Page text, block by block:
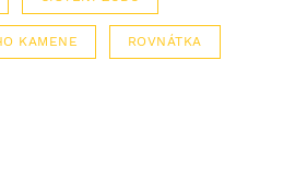
KAMENE ROVNÁTKA